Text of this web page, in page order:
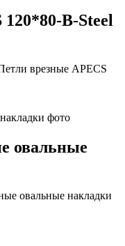
B-Steel
врезные APECS
овальные
овальные накладки